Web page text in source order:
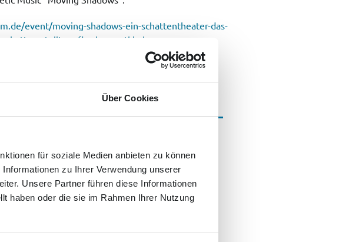
Über Cookies
für soziale Medien anbieten zu können
zu Ihrer Verwendung unserer
Unsere Partner führen diese Informationen
haben oder die sie im Rahmen Ihrer Nutzung
event/moving-shadows-ein-schattentheater-das-
schatten-stellt-on-fire-konzertkirche-
und sofort